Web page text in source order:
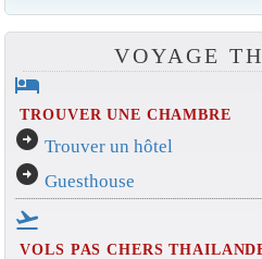
VOYAGE
hotel
TROUVER UNE CHAMBRE
arrow_circle_right Trouver un hôtel
arrow_circle_right Guesthouse
flight_takeoff
VOLS PAS CHERS